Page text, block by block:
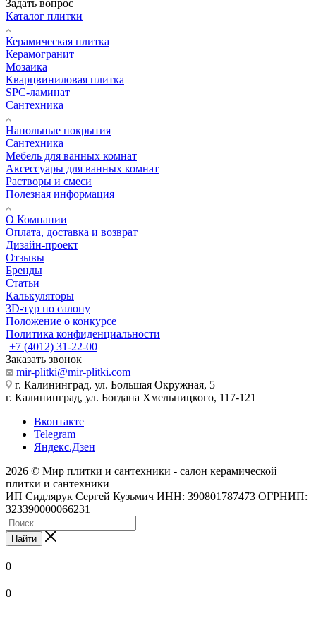
Задать вопрос
Каталог плитки
Керамическая плитка
Керамогранит
Мозаика
Кварцвиниловая плитка
SPC-ламинат
Сантехника
Напольные покрытия
Сантехника
Мебель для ванных комнат
Аксессуары для ванных комнат
Растворы и смеси
Полезная информация
О Компании
Оплата, доставка и возврат
Дизайн-проект
Отзывы
Бренды
Статьи
Калькуляторы
3D-тур по салону
Положение о конкурсе
Политика конфиденциальности
+7 (4012) 31-22-00
Заказать звонок
mir-plitki@mir-plitki.com
г. Калининград, ул. Большая Окружная, 5
г. Калининград, ул. Богдана Хмельницкого, 117-121
Вконтакте
Telegram
Яндекс.Дзен
2026 © Мир плитки и сантехники - салон керамической
плитки и сантехники
ИП Сидлярук Сергей Кузьмич ИНН: 390801787473 ОГРНИП:
323390000066231
Найти
0
0